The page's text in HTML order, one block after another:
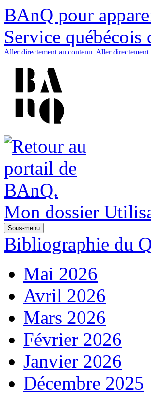
BAnQ pour
Service québécois
Aller directement au contenu. Aller directement
Mon dossier
Sous-menu
Bibliographie du
Mai 2026
Avril 2026
Mars 2026
Février 2026
Janvier 2026
Décembre 2025